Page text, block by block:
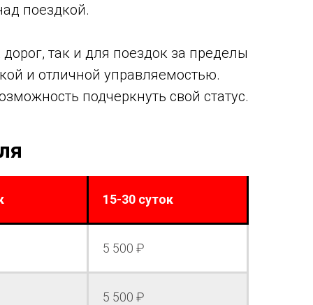
поездкой.
так и для поездок за пределы
и отличной управляемостью.
подчеркнуть свой статус.
15-30 суток
5 500 ₽
5 500 ₽